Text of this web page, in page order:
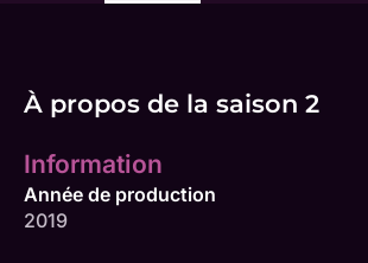
À propos de la saison 2
Information
Année de production
2019